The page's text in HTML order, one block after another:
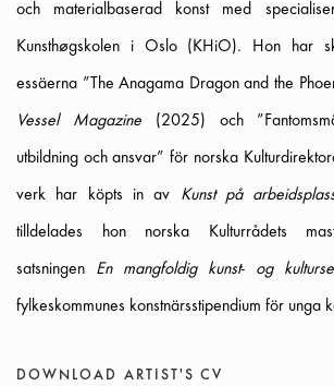
och materialbaserad konst med
Kunsthøgskolen i Oslo (KHiO). Hon har
essäerna ”The Anagama Dragon and the
Vessel Magazine(2025) och
utbildning och ansvar” för norska
verk har köpts in av Kunst på
tilldelades hon norska Kulturrådets
satsningen En mangfoldig kunst- og
fylkeskommunes konstnärsstipendium för unga
DOWNLOAD ARTIST'S CV